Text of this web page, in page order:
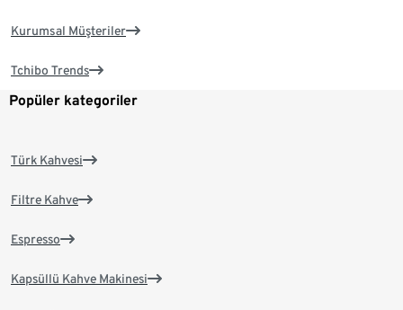
Kurumsal Müşteriler
Tchibo Trends
Popüler kategoriler
Türk Kahvesi
Filtre Kahve
Espresso
Kapsüllü Kahve Makinesi